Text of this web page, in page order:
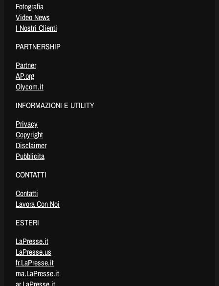
Fotografia
Video News
I Nostri Clienti
PARTNERSHIP
Partner
AP.org
Olycom.it
INFORMAZIONI E UTILITY
Privacy
Copyright
Disclaimer
Pubblicita
CONTATTI
Contatti
Lavora Con Noi
ESTERI
LaPresse.it
LaPresse.us
fr.LaPresse.it
ma.LaPresse.it